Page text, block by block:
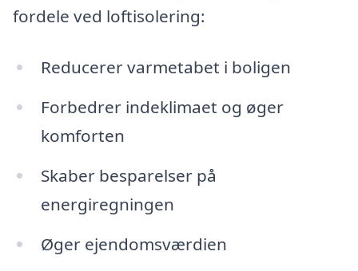
fordele ved loftisolering:
Reducerer varmetabet i boligen
Forbedrer indeklimaet og øger
komforten
Skaber besparelser på
energiregningen
Øger ejendomsværdien